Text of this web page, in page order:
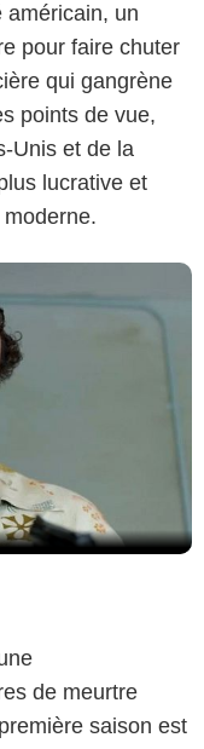
américain, un
pour faire chuter
qui gangrène
points de vue,
Unis et de la
lucrative et
de meurtre
saison est